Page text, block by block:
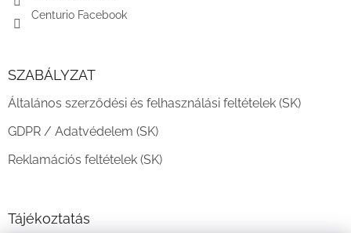
Centurio Facebook
SZABÁLYZAT
Általános szerződési és felhasználási feltételek (SK)
GDPR / Adatvédelem (SK)
Reklamációs feltételek (SK)
Tájékoztatás